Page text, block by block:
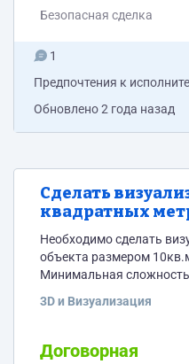
компании - делать...
Безопасная сделка
1
Предпочтения к
Обновлено2 года назад
Сделать
квадратных
Необходимо сделать
объекта размером
Минимальная сложность
3D и Визуализация
Договорная